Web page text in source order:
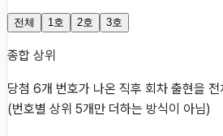
전체 1호 2호 3호
종합 상위
당첨 6개 번호가 나온 직후 회차 출현을 전
(번호별 상위 5개만 더하는 방식이 아님)